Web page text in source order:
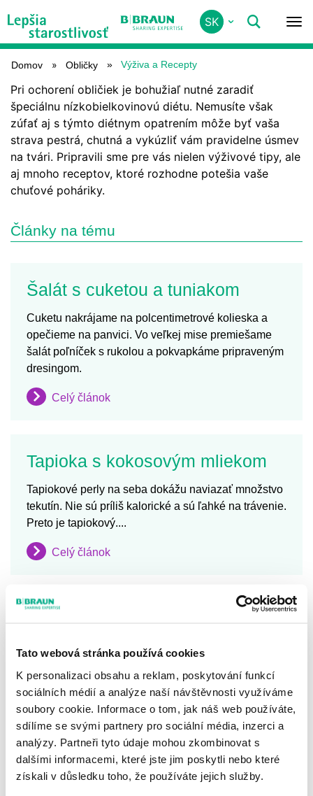
Tato webová stránka používá cookies
K personalizaci obsahu a reklam, poskytování funkcí
sociálních médií a analýze naší návštěvnosti využíváme
soubory cookie. Informace o tom, jak náš web používáte,
sdílíme se svými partnery pro sociální média, inzerci a
analýzy. Partneři tyto údaje mohou zkombinovat s
dalšími informacemi, které jste jim poskytli nebo které
získali v důsledku toho, že používáte jejich služby.
to
main
content
SK
VÝŽIVA A RECEPTY
Domov Obličky Výživa a Recepty
Pri ochorení obličiek je bohužiaľ nutné zaradiť
špeciálnu nízkobielkovinovú diétu. Nemusíte však
zúfať aj s týmto diétnym opatrením môže byť vaša
strava pestrá, chutná a vykúzliť vám pravidelne úsmev
na tvári. Pripravili sme pre vás nielen výživové tipy, ale
aj mnoho receptov, ktoré rozhodne potešia vaše
chuťové poháriky.
Články na tému
Šalát s cuketou a tuniakom
Cuketu nakrájame na polcentimetrové kolieska a
opečieme na panvici. Vo veľkej mise premiešame
šalát poľníček s rukolou a pokvapkáme pripraveným
dresingom.
Celý článok
Tapioka s kokosovým mliekom
Tapiokové perly na seba dokážu naviazať množstvo
tekutín. Nie sú príliš kalorické a sú ľahké na trávenie.
Preto je tapiokový....
Celý článok
Bruschetta s krémom z
paradajkami
Cesnak patrí medzi afrodiziaká a je silným
antioxidantom. Ale ruku na srdce, kto z nás si dá
pri...
Celý článok